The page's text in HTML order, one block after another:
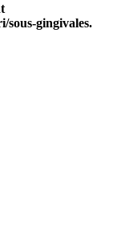
sous-gingivales.